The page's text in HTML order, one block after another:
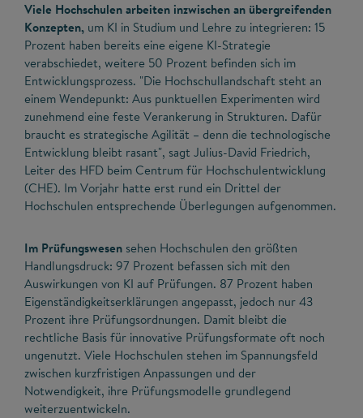
Viele Hochschulen arbeiten inzwischen an übergreifenden
Konzepten, um KI in Studium und Lehre zu integrieren: 15
Prozent haben bereits eine eigene KI-Strategie
verabschiedet, weitere 50 Prozent befinden sich im
Entwicklungsprozess. "Die Hochschullandschaft steht an
einem Wendepunkt: Aus punktuellen Experimenten wird
zunehmend eine feste Verankerung in Strukturen. Dafür
braucht es strategische Agilität – denn die technologische
Entwicklung bleibt rasant", sagt Julius-David Friedrich,
Leiter des HFD beim Centrum für Hochschulentwicklung
(CHE). Im Vorjahr hatte erst rund ein Drittel der
Hochschulen entsprechende Überlegungen aufgenommen.
Im Prüfungswesen sehen Hochschulen den größten
Handlungsdruck: 97 Prozent befassen sich mit den
Auswirkungen von KI auf Prüfungen. 87 Prozent haben
Eigenständigkeitserklärungen angepasst, jedoch nur 43
Prozent ihre Prüfungsordnungen. Damit bleibt die
rechtliche Basis für innovative Prüfungsformate oft noch
ungenutzt. Viele Hochschulen stehen im Spannungsfeld
zwischen kurzfristigen Anpassungen und der
Notwendigkeit, ihre Prüfungsmodelle grundlegend
weiterzuentwickeln.